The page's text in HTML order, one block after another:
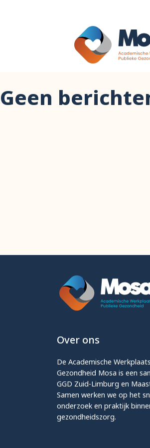
Geen
Over ons
De Academische
Gezondheid Mosa is een
GGD Zuid-Limburg en
Samen werken we op het
onderzoek en praktijk
gezondheidszorg.